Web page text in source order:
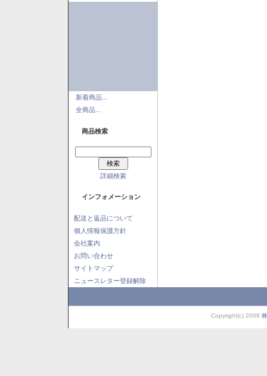
新着商品...
全商品...
商品検索
詳細検索
インフォメーション
配送と返品について
個人情報保護方針
会社案内
お問い合わせ
サイトマップ
ニュースレター登録解除
Copyright(c) 2008